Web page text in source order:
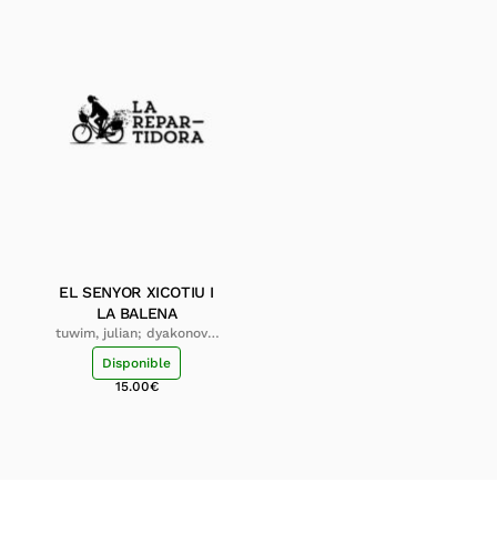
EL SENYOR XICOTIU I
LA BALENA
tuwim, julian; dyakonova,
xenia
Disponible
15.00€